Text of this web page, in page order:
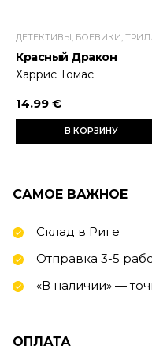
Красный Дракон
Харрис Томас
14.99 €
В КОРЗИНУ
САМОЕ ВАЖНОЕ
Склад в Риге
Отправка 3-5
«В наличии» —
ОПЛАТА